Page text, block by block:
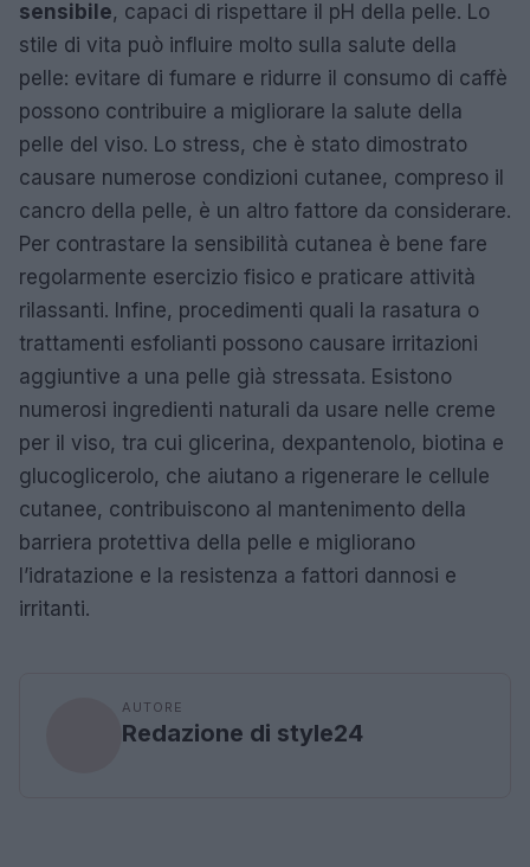
sensibile, capaci di rispettare il pH della pelle. Lo
stile di vita può influire molto sulla salute della
pelle: evitare di fumare e ridurre il consumo di caffè
possono contribuire a migliorare la salute della
pelle del viso. Lo stress, che è stato dimostrato
causare numerose condizioni cutanee, compreso il
cancro della pelle, è un altro fattore da considerare.
Per contrastare la sensibilità cutanea è bene fare
regolarmente esercizio fisico e praticare attività
rilassanti. Infine, procedimenti quali la rasatura o
trattamenti esfolianti possono causare irritazioni
aggiuntive a una pelle già stressata. Esistono
numerosi ingredienti naturali da usare nelle creme
per il viso, tra cui glicerina, dexpantenolo, biotina e
glucoglicerolo, che aiutano a rigenerare le cellule
cutanee, contribuiscono al mantenimento della
barriera protettiva della pelle e migliorano
l’idratazione e la resistenza a fattori dannosi e
irritanti.
AUTORE
Redazione di style24